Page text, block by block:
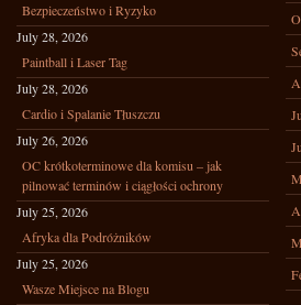
Bezpieczeństwo i Ryzyko
July 28, 2026
Paintball i Laser Tag
July 28, 2026
Cardio i Spalanie Tłuszczu
July 26, 2026
OC krótkoterminowe dla komisu – jak
pilnować terminów i ciągłości ochrony
July 25, 2026
Afryka dla Podróżników
July 25, 2026
Wasze Miejsce na Blogu